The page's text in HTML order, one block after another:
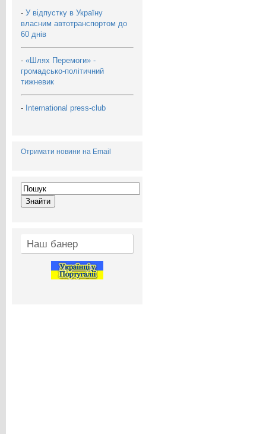
- У відпустку в Україну
власним автотранспортом до
60 днів
- «Шлях Перемоги» -
громадсько-політичний
тижневик
- International press-club
Отримати новини на Email
Наш банер